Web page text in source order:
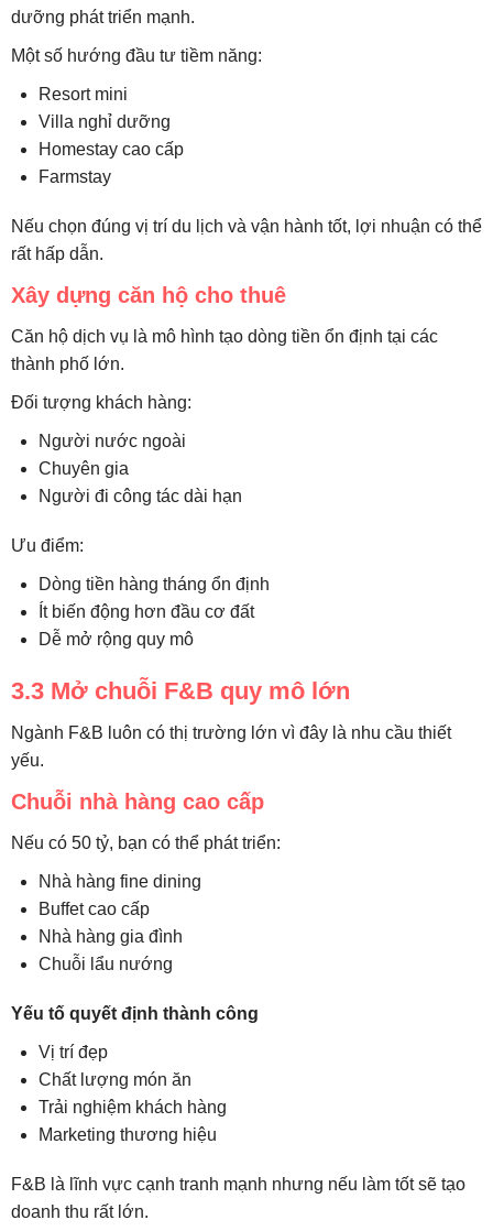
dưỡng phát triển mạnh.
Một số hướng đầu tư tiềm năng:
Resort mini
Villa nghỉ dưỡng
Homestay cao cấp
Farmstay
Nếu chọn đúng vị trí du lịch và vận hành tốt, lợi nhuận có thể
rất hấp dẫn.
Xây dựng căn hộ cho thuê
Căn hộ dịch vụ là mô hình tạo dòng tiền ổn định tại các
thành phố lớn.
Đối tượng khách hàng:
Người nước ngoài
Chuyên gia
Người đi công tác dài hạn
Ưu điểm:
Dòng tiền hàng tháng ổn định
Ít biến động hơn đầu cơ đất
Dễ mở rộng quy mô
3.3 Mở chuỗi F&B quy mô lớn
Ngành F&B luôn có thị trường lớn vì đây là nhu cầu thiết
yếu.
Chuỗi nhà hàng cao cấp
Nếu có 50 tỷ, bạn có thể phát triển:
Nhà hàng fine dining
Buffet cao cấp
Nhà hàng gia đình
Chuỗi lẩu nướng
Yếu tố quyết định thành công
Vị trí đẹp
Chất lượng món ăn
Trải nghiệm khách hàng
Marketing thương hiệu
F&B là lĩnh vực cạnh tranh mạnh nhưng nếu làm tốt sẽ tạo
doanh thu rất lớn.